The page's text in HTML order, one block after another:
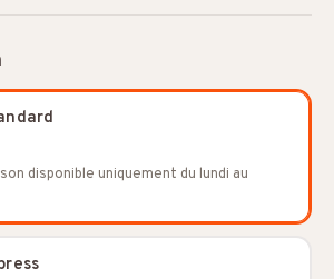
disponible uniquement du lundi au